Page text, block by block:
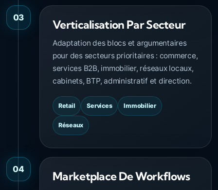
03 Verticalisation Par Secteur
Adaptation des blocs et argumentaires
pour des secteurs prioritaires : commerce,
services B2B, immobilier, réseaux locaux,
cabinets, BTP, administratif et direction.
Retail Services Immobilier
Réseaux
04 Marketplace De Workflows